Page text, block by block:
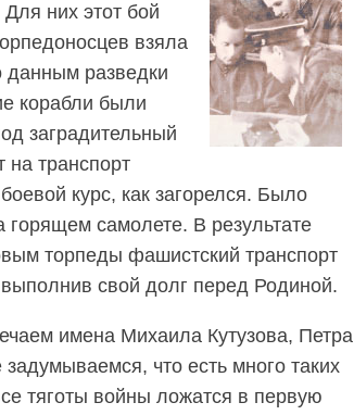
них этот бой
взяла
данным разведки
корабли были
заградительный
на транспорт
курс, как загорелся. Было
горящем самолете. В результате
торпеды фашистский транспорт
свой долг перед Родиной.
имена Михаила Кутузова, Петра
что есть много таких
тяготы войны ложатся в первую